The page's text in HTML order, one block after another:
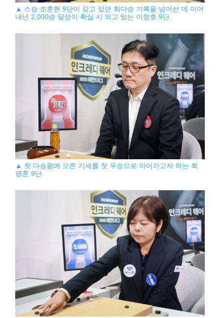
▲ 스승 조훈현 9단이 갖고 있던 최다승 기록을 넘어선 데 이어
내년 2,000승 달성이 확실 시 되고 있는 이창호 9단.
▲ 첫 다승왕에 오른 기세를 첫 우승으로 이어가고자 하는 최
명훈 9단.